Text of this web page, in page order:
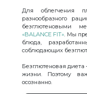
Для облегчения
разнообразного
безглютеновыми
«BALANCE FIT». Мы
блюда,
соблюдающих
Безглютеновая диета
жизни. Поэтому
осознанно.